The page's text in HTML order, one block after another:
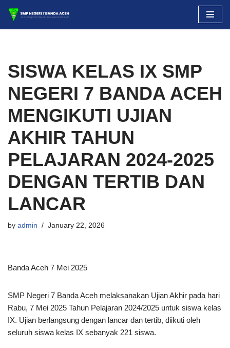
Skip
SISWA KELAS IX SMP
NEGERI 7 BANDA ACEH
MENGIKUTI UJIAN
AKHIR TAHUN
PELAJARAN 2024-2025
DENGAN TERTIB DAN
LANCAR
by admin January 22, 2026
Banda Aceh 7 Mei 2025
SMP Negeri 7 Banda Aceh melaksanakan Ujian Akhir pada hari
Rabu, 7 Mei 2025 Tahun Pelajaran 2024/2025 untuk siswa kelas
IX. Ujian berlangsung dengan lancar dan tertib, diikuti oleh
seluruh siswa kelas IX sebanyak 221 siswa.